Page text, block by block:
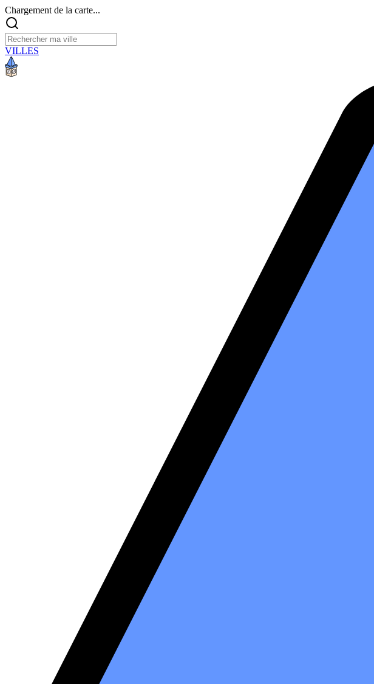
Chargement de la carte...
VILLES